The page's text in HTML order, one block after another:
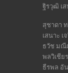
ฐิรวุฒิ เ
สุชาดา
เสนาะ
ธวัช มณี
พลวิเชีย
ธีรพล อั